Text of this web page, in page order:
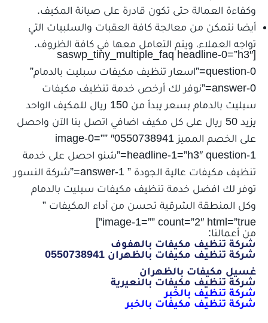
وكفاءة العمالة حتى تكون قادرة على صيانة المكيف.
أيضا نتمكن من معالجة كافة العقبات والسلبيات التي
تواجه العملاء، ويتم التعامل معها في كافة الظروف.
[saswp_tiny_multiple_faq headline-0=”h3″
question-0=”اسعار تنظيف مكيفات سبليت بالدمام”
answer-0=”نوفر لك أرخص خدمة تنظيف مكيفات
سبليت بالدمام بسعر يبدأ من 150 ريال للمكيف الواحد
يزيد 50 ريال على كل مكيف اضافي اتصل بنا الآن واحصل
على الخصم المميز 0550738941″ image-0=””
headline-1=”h3″ question-1=”شنو احصل على خدمة
تنظيف مكيفات عالية الجودة ” answer-1=”شركة النسور
توفر لك افضل خدمة تنظيف مكيفات سبليت بالدمام
وكل المنطقة الشرقية تحسن من أداء المكيفات ”
image-1=”” count=”2″ html=”true”]
من أعمالنا:
شركة تنظيف مكيفات بالهفوف
شركة تنظيف مكيفات بالظهران 0550738941
غسيل مكيفات بالظهران
شركة تنظيف مكيفات بالنعيرية
شركة تنظيف بالخبر
شركة تنظيف مكيفات بالخبر